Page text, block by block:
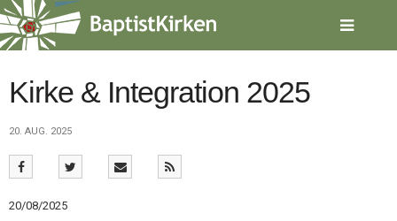
Spring
menu
over
gå
tilbage
forsiden
2.0:
Nyheder
Kirke & Integration 2025
20. AUG. 2025
20/08/2025